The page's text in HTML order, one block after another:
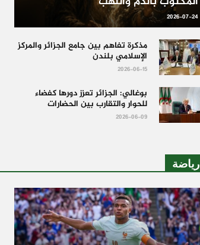
2026-07-24
مذكرة تفاهم بين جامع الجزائر والمركز
الإسلامي بلندن
2026-06-15
بوغالي: الجزائر تعزز دورها كفضاء
للحوار والتقارب بين الحضارات
2026-06-09
رياضة